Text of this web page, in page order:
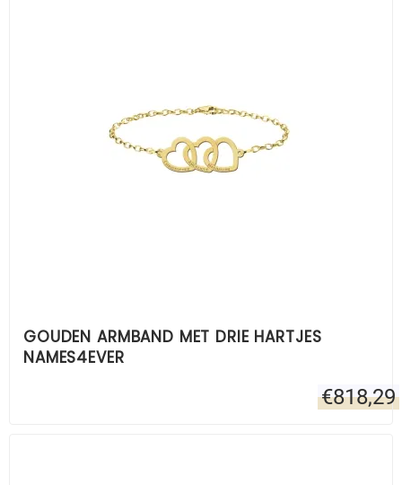
GOUDEN ARMBAND MET DRIE HARTJES
NAMES4EVER
€818,29